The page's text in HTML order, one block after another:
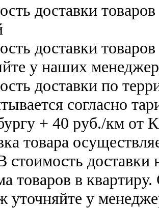
доставки
доставки
у наших
доставки по
согласно
+ 40 руб./км от
товара
стоимость доставки
товаров в
уточняйте у